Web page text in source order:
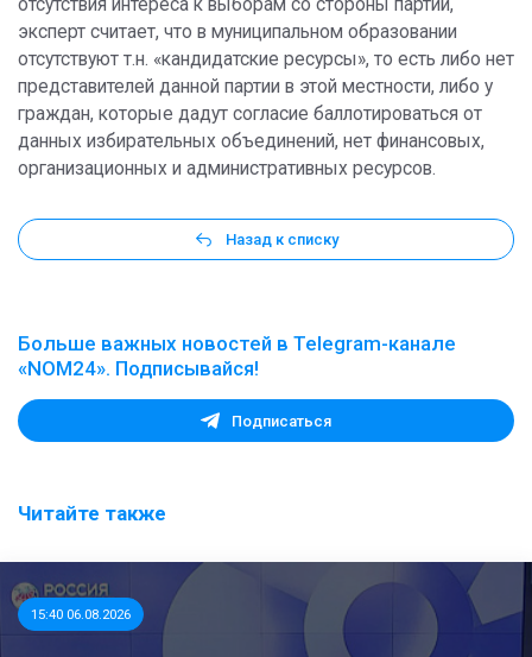
отсутствия интереса к выборам со стороны партий,
эксперт считает, что в муниципальном образовании
отсутствуют т.н. «кандидатские ресурсы», то есть либо нет
представителей данной партии в этой местности, либо у
граждан, которые дадут согласие баллотироваться от
данных избирательных объединений, нет финансовых,
организационных и административных ресурсов.
Назад к списку
Больше важных новостей в Telegram-канале
«NOM24». Подписывайся!
Подписаться
Читайте также
15:40 06.08.2026